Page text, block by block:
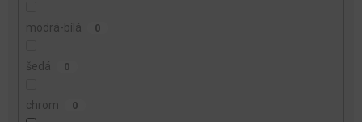
modrá-bílá 0
šedá 0
chrom 0